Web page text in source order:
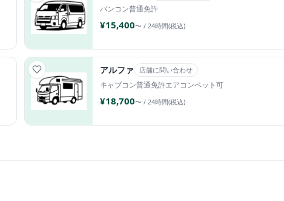
バンコン普通免許
¥15,400〜 / 24時間(税込)
アルファ 店舗に問い合わせ
キャブコン普通免許エアコンペット可
¥18,700〜 / 24時間(税込)